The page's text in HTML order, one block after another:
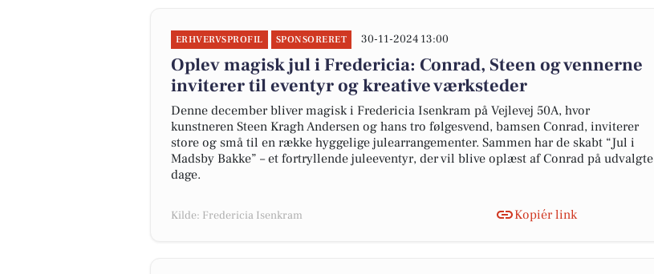
ERHVERVSPROFIL SPONSORERET 30-11-2024 13:00
Oplev magisk jul i Fredericia: Conrad, Steen og vennerne
inviterer til eventyr og kreative værksteder
Denne december bliver magisk i Fredericia Isenkram på Vejlevej 50A, hvor
kunstneren Steen Kragh Andersen og hans tro følgesvend, bamsen Conrad, inviterer
store og små til en række hyggelige julearrangementer. Sammen har de skabt “Jul i
Madsby Bakke” – et fortryllende juleeventyr, der vil blive oplæst af Conrad på udvalgte
dage.
Kilde: Fredericia Isenkram Kopiér link